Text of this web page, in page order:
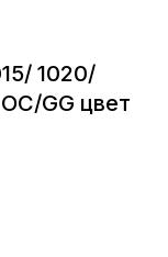
1020/
GG цвет